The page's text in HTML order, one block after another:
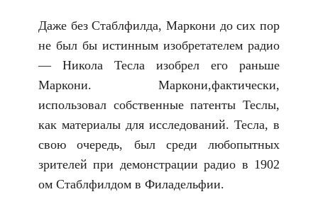
Даже без Стаблфилда, Маркони до сих пор
не был бы истинным изобретателем радио
— Никола Тесла изобрел его раньше
Маркони. Маркони,фактически,
использовал собственные патенты Теслы,
как материалы для исследований. Тесла, в
свою очередь, был среди любопытных
зрителей при демонстрации радио в 1902
ом Стаблфилдом в Филадельфии.